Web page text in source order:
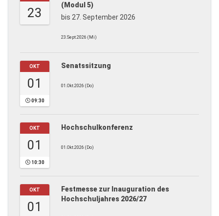
23
(Modul 5)
bis 27. September 2026
23.Sept.2026 (Mi)
OKT
01
09:30
Senatssitzung
01.Okt.2026 (Do)
OKT
01
10:30
Hochschulkonferenz
01.Okt.2026 (Do)
OKT
01
Festmesse zur Inauguration des
Hochschuljahres 2026/27